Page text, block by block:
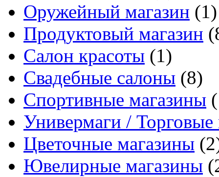
Оружейный магазин (1)
Продуктовый магазин
Салон красоты (1)
Свадебные салоны (8)
Спортивные магазины
Универмаги /
Цветочные магазины
Ювелирные магазины